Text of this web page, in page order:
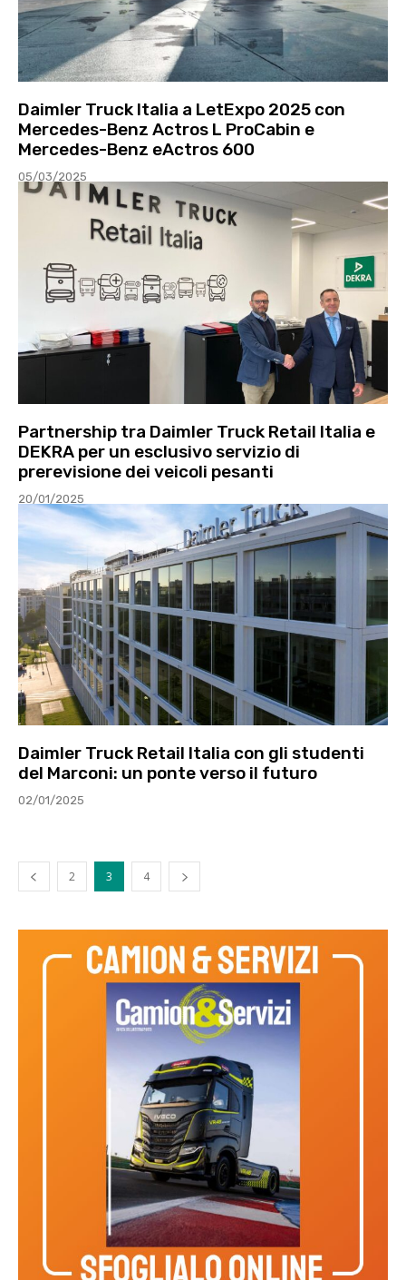
Daimler Truck Italia a LetExpo 2025 con
Mercedes-Benz Actros L ProCabin e
Mercedes-Benz eActros 600
05/03/2025
Partnership tra Daimler Truck Retail Italia e
DEKRA per un esclusivo servizio di
prerevisione dei veicoli pesanti
20/01/2025
Daimler Truck Retail Italia con gli studenti
del Marconi: un ponte verso il futuro
02/01/2025
2 3 4